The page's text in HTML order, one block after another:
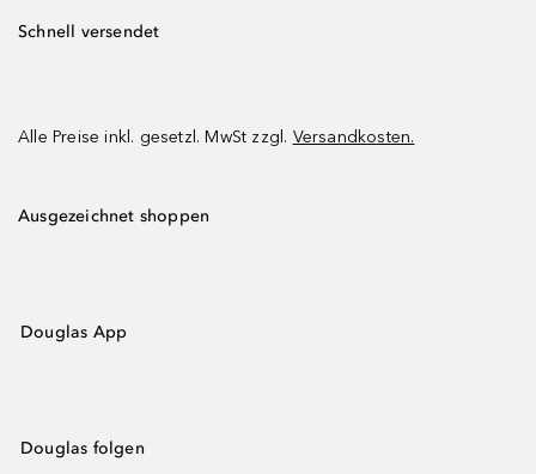
Schnell versendet
Alle Preise inkl. gesetzl. MwSt zzgl. Versandkosten.
Ausgezeichnet shoppen
Douglas App
Douglas folgen